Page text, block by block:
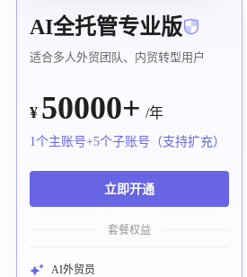
AI全托管专业版
适合多人外贸团队、内贸转型用户
¥ 50000+ /年
1个主账号+5个子账号（支持扩充）
立即开通
套餐权益
AI外贸员